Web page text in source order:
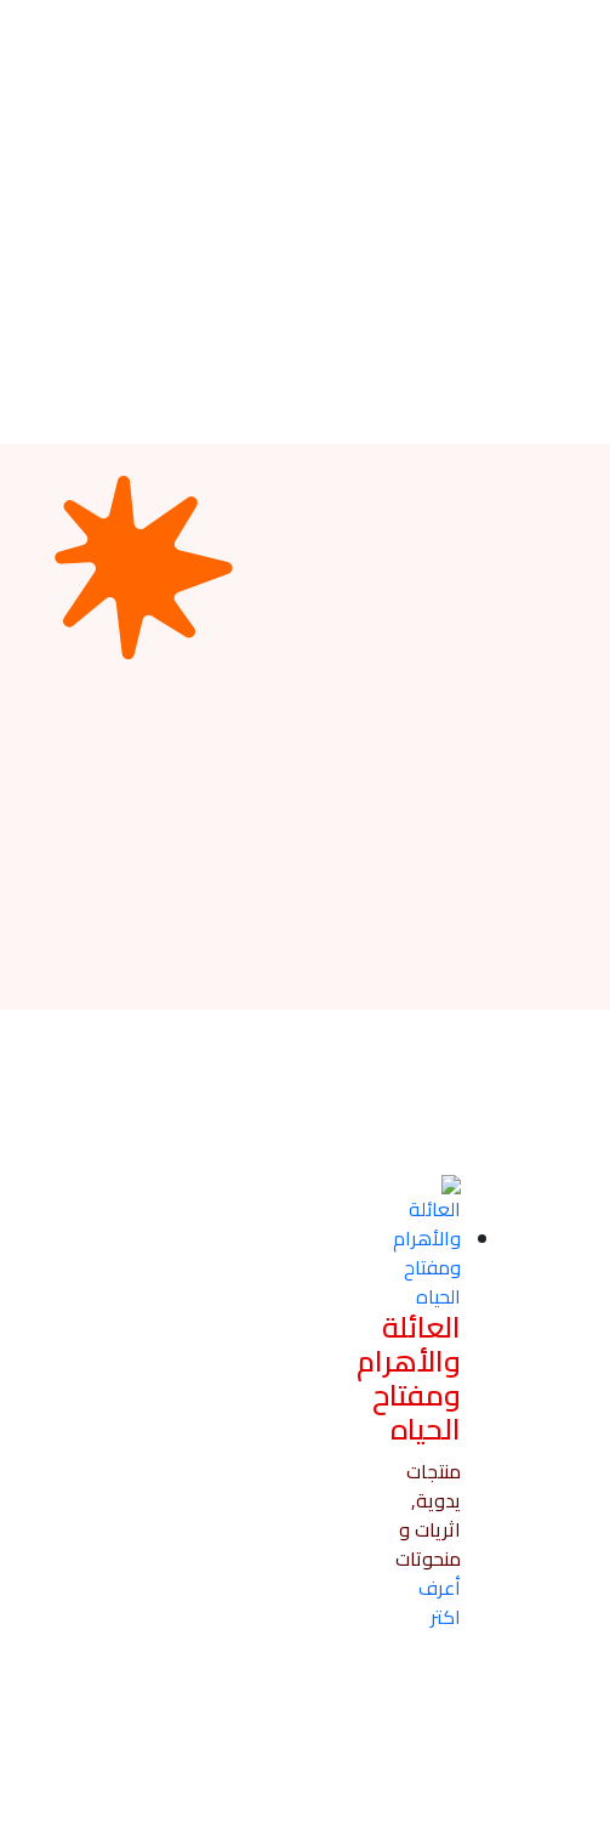
العائلة
والأهرام
ومفتاح
الحياه
منتجات
يدوية,
اثريات و
منحوتات
أعرف
اكتر